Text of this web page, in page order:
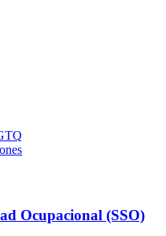
Ocupacional (SSO)